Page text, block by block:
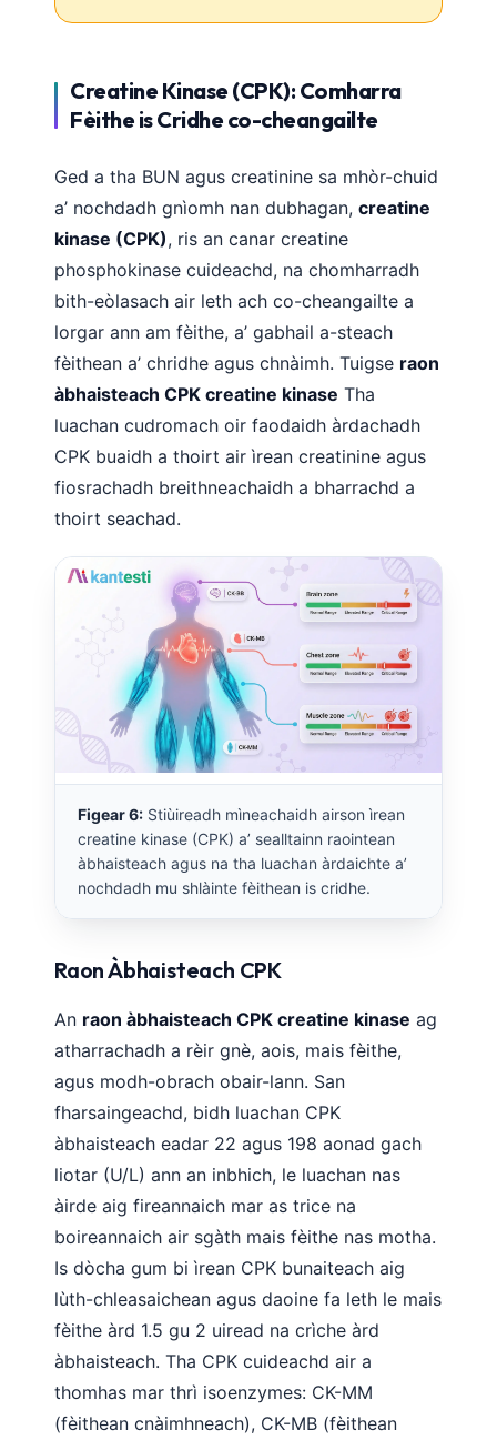
Creatine Kinase (CPK): Comharra
Fèithe is Cridhe co-cheangailte
Ged a tha BUN agus creatinine sa mhòr-chuid
a’ nochdadh gnìomh nan dubhagan, creatine
kinase (CPK), ris an canar creatine
phosphokinase cuideachd, na chomharradh
bith-eòlasach air leth ach co-cheangailte a
lorgar ann am fèithe, a’ gabhail a-steach
fèithean a’ chridhe agus chnàimh. Tuigse raon
àbhaisteach CPK creatine kinase Tha
luachan cudromach oir faodaidh àrdachadh
CPK buaidh a thoirt air ìrean creatinine agus
fiosrachadh breithneachaidh a bharrachd a
thoirt seachad.
Figear 6: Stiùireadh mìneachaidh airson ìrean
creatine kinase (CPK) a’ sealltainn raointean
àbhaisteach agus na tha luachan àrdaichte a’
nochdadh mu shlàinte fèithean is cridhe.
Raon Àbhaisteach CPK
An raon àbhaisteach CPK creatine kinase ag
atharrachadh a rèir gnè, aois, mais fèithe,
agus modh-obrach obair-lann. San
fharsaingeachd, bidh luachan CPK
àbhaisteach eadar 22 agus 198 aonad gach
liotar (U/L) ann an inbhich, le luachan nas
àirde aig fireannaich mar as trice na
boireannaich air sgàth mais fèithe nas motha.
Is dòcha gum bi ìrean CPK bunaiteach aig
lùth-chleasaichean agus daoine fa leth le mais
fèithe àrd 1.5 gu 2 uiread na crìche àrd
àbhaisteach. Tha CPK cuideachd air a
thomhas mar thrì isoenzymes: CK-MM
(fèithean cnàimhneach), CK-MB (fèithean
Bosanski
Eesti
日本語
Čeština
ქართული
Русский
Polski
한국어
Slovenščina
Magyar
Shqip
मराठी
తెలుగు
ગુજરાતી
ಕನ್ನಡ
മലയാളം
Bahasa Melayu
Tiếng Việt
Tagalog
ဗမာစာ
ភាសាខ្មែរ
Kiswahili
አማርኛ
Українська
Català
Қазақ тілі
Suomi
Hrvatski
Slovenčina
كوردی‎
سنڌي